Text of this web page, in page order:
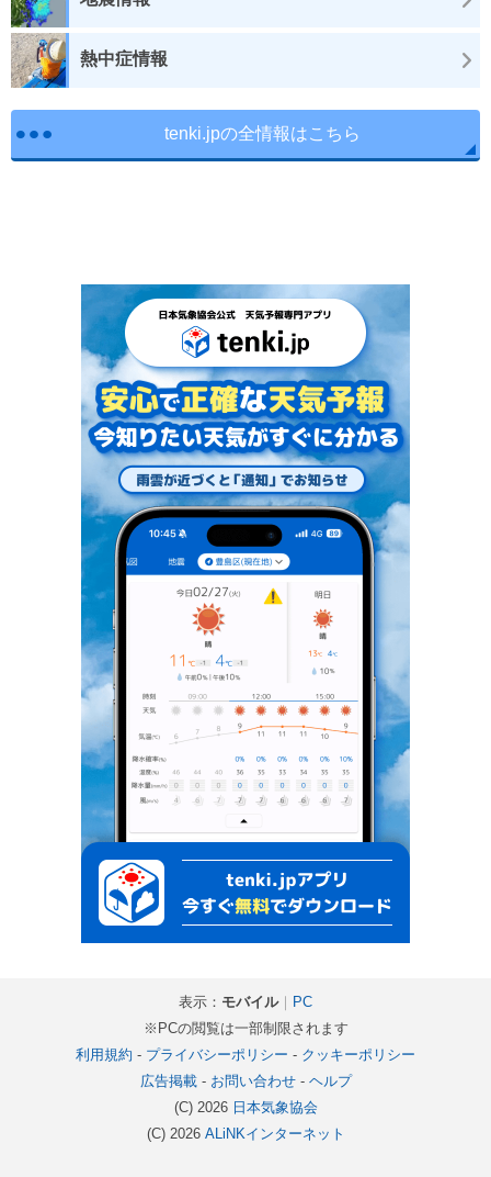
熱中症情報
tenki.jpの全情報はこちら
表示： モバイル｜ PC
※PCの閲覧は一部制限されます
利用規約 - プライバシーポリシー - クッキーポリシー
広告掲載- お問い合わせ- ヘルプ
(C) 2026 日本気象協会
(C) 2026 ALiNKインターネット